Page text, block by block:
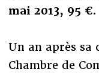
mai 2013, 95 €.
Un an après sa
Chambre de